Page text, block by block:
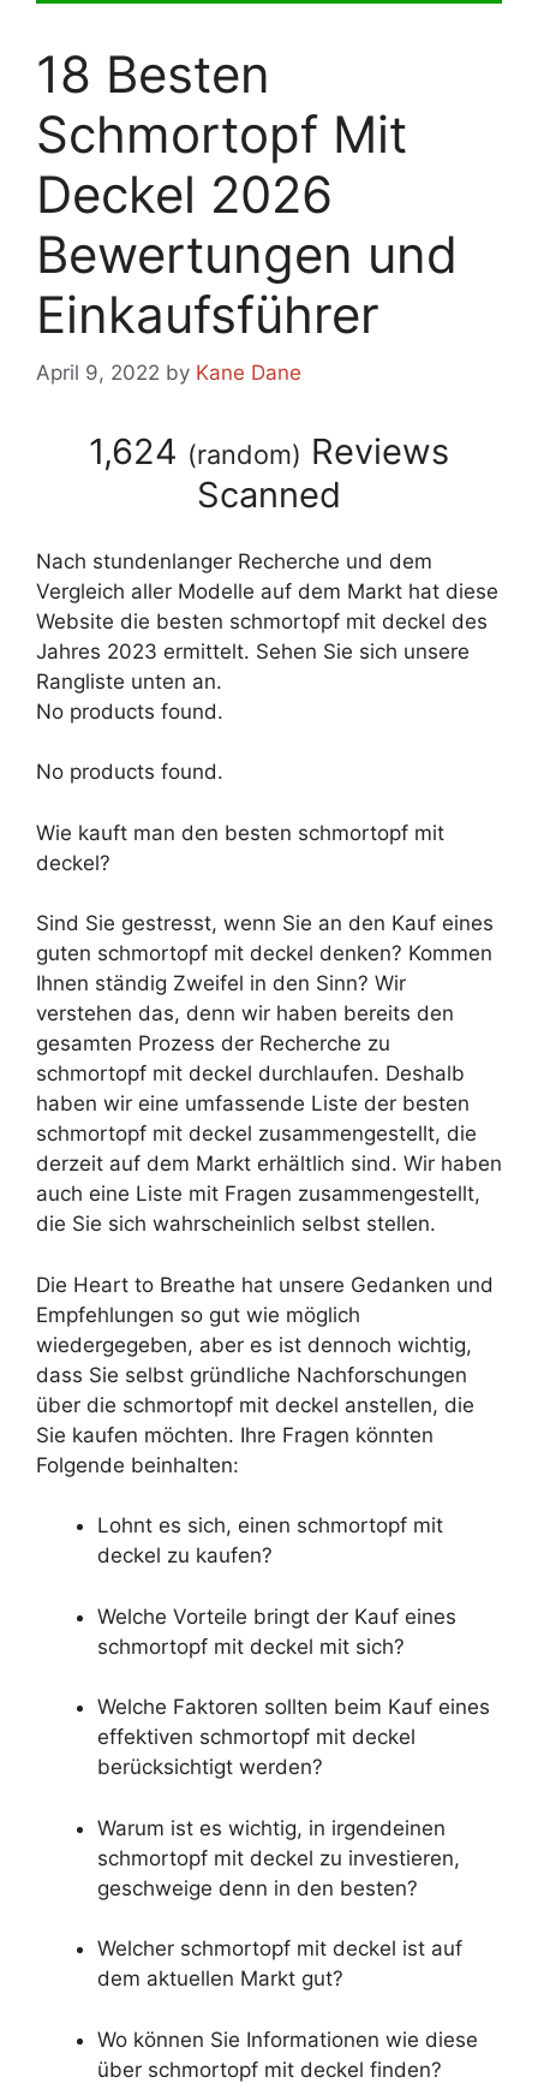
18 Besten
Schmortopf Mit
Deckel 2026
Bewertungen und
Einkaufsführer
April 9, 2022 by Kane Dane
1,624 (random) Reviews
Scanned
Nach stundenlanger Recherche und dem
Vergleich aller Modelle auf dem Markt hat diese
Website die besten schmortopf mit deckel des
Jahres 2023 ermittelt. Sehen Sie sich unsere
Rangliste unten an.
No products found.
No products found.
Wie kauft man den besten schmortopf mit
deckel?
Sind Sie gestresst, wenn Sie an den Kauf eines
guten schmortopf mit deckel denken? Kommen
Ihnen ständig Zweifel in den Sinn? Wir
verstehen das, denn wir haben bereits den
gesamten Prozess der Recherche zu
schmortopf mit deckel durchlaufen. Deshalb
haben wir eine umfassende Liste der besten
schmortopf mit deckel zusammengestellt, die
derzeit auf dem Markt erhältlich sind. Wir haben
auch eine Liste mit Fragen zusammengestellt,
die Sie sich wahrscheinlich selbst stellen.
Die Heart to Breathe hat unsere Gedanken und
Empfehlungen so gut wie möglich
wiedergegeben, aber es ist dennoch wichtig,
dass Sie selbst gründliche Nachforschungen
über die schmortopf mit deckel anstellen, die
Sie kaufen möchten. Ihre Fragen könnten
Folgende beinhalten:
Lohnt es sich, einen schmortopf mit
deckel zu kaufen?
Welche Vorteile bringt der Kauf eines
schmortopf mit deckel mit sich?
Welche Faktoren sollten beim Kauf eines
effektiven schmortopf mit deckel
berücksichtigt werden?
Warum ist es wichtig, in irgendeinen
schmortopf mit deckel zu investieren,
geschweige denn in den besten?
Welcher schmortopf mit deckel ist auf
dem aktuellen Markt gut?
Wo können Sie Informationen wie diese
über schmortopf mit deckel finden?